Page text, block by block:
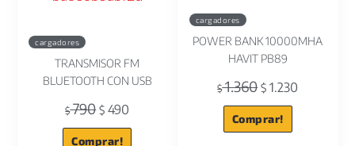
cargadores
TRANSMISOR FM
BLUETOOTH CON USB
$790 $ 490
Comprar!
cargadores
POWER BANK 10000MHA
HAVIT PB89
$1.360 $ 1.230
Comprar!